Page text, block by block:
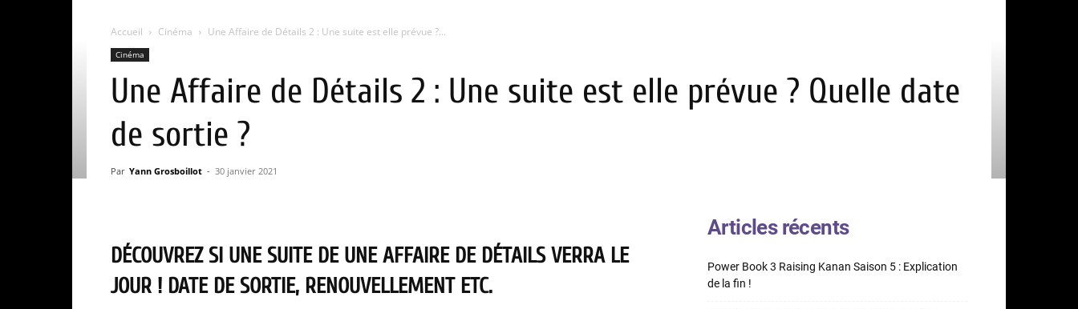
Accueil Cinéma Une Affaire de Détails 2 : Une suite est elle prévue ?...
Cinéma
Une Affaire de Détails 2 : Une suite est elle prévue ? Quelle date
de sortie ?
Par Yann Grosboillot - 30 janvier 2021
DÉCOUVREZ SI UNE SUITE DE UNE AFFAIRE DE DÉTAILS VERRA LE
JOUR ! DATE DE SORTIE, RENOUVELLEMENT ETC.
Articles récents
Power Book 3 Raising Kanan Saison 5 : Explication
de la fin !